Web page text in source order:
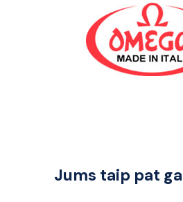
Jums taip pat